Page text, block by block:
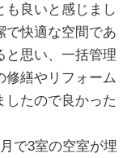
も良いと感じまし
で快適な空間であ
と思い、一括管理
修繕やリフォーム
したので良かった
で3室の空室が埋